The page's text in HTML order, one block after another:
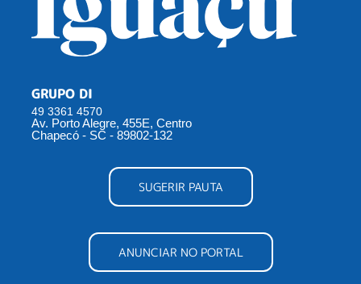
GRUPO DI
49 3361 4570
Av. Porto Alegre, 455E, Centro
Chapecó - SC - 89802-132
SUGERIR PAUTA
ANUNCIAR NO PORTAL